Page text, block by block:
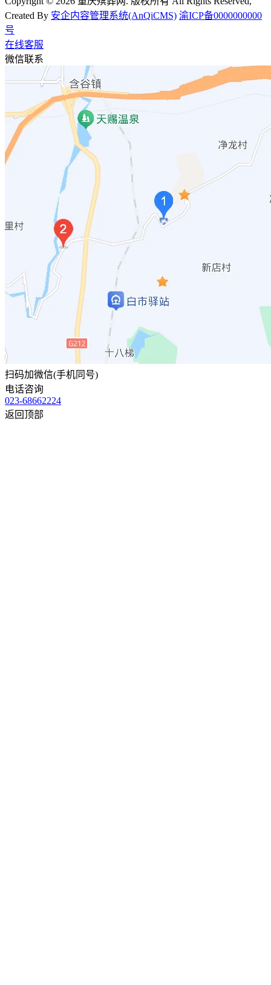
Created By 安企内容管理系统(AnQiCMS) 渝ICP备0000000000
号
在线客服
微信联系
扫码加微信(手机同号)
电话咨询
023-68662224
返回顶部